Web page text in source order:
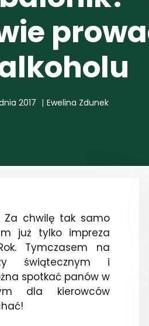
2017 Ewelina Zdunek
Za chwilę tak samo
już tylko impreza
Tymczasem na
świątecznym i
spotkać panów w
dla kierowców